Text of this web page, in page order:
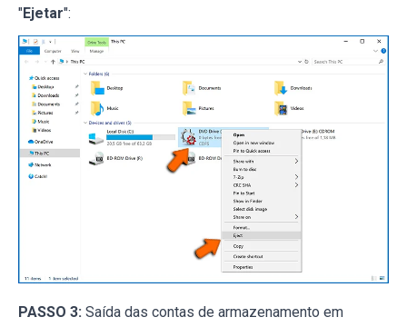
"Ejetar":
PASSO 3: Saída das contas de armazenamento em